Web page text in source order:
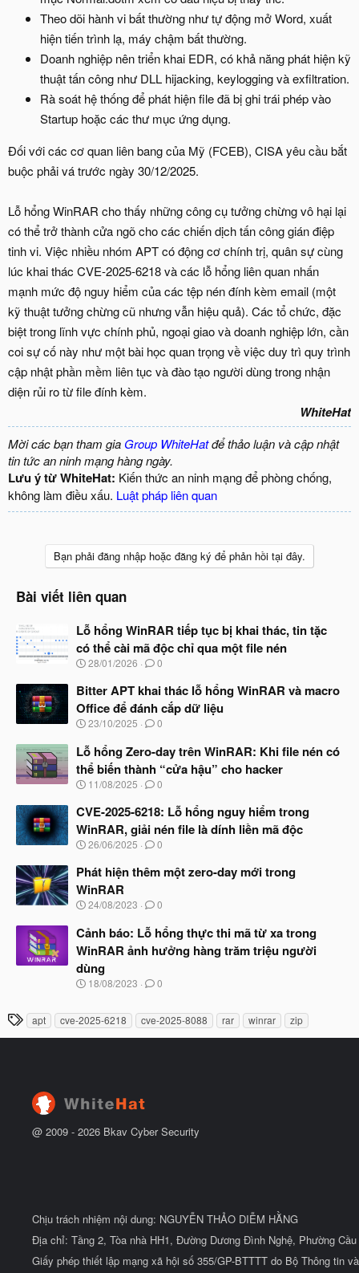
Theo dõi hành vi bất thường như tự động mở Word, xuất
hiện tiến trình lạ, máy chậm bất thường.
Doanh nghiệp nên triển khai EDR, có khả năng phát hiện kỹ
thuật tấn công như DLL hijacking, keylogging và exfiltration.
Rà soát hệ thống để phát hiện file đã bị ghi trái phép vào
Startup hoặc các thư mục ứng dụng.
Đối với các cơ quan liên bang của Mỹ (FCEB), CISA yêu cầu bắt
buộc phải vá trước ngày 30/12/2025.
Lỗ hổng WinRAR cho thấy những công cụ tưởng chừng vô hại lại
có thể trở thành cửa ngõ cho các chiến dịch tấn công gián điệp
tinh vi. Việc nhiều nhóm APT có động cơ chính trị, quân sự cùng
lúc khai thác CVE-2025-6218 và các lỗ hổng liên quan nhấn
mạnh mức độ nguy hiểm của các tệp nén đính kèm email (một
kỹ thuật tưởng chừng cũ nhưng vẫn hiệu quả). Các tổ chức, đặc
biệt trong lĩnh vực chính phủ, ngoại giao và doanh nghiệp lớn, cần
coi sự cố này như một bài học quan trọng về việc duy trì quy trình
cập nhật phần mềm liên tục và đào tạo người dùng trong nhận
diện rủi ro từ file đính kèm.
WhiteHat
Mời các bạn tham gia Group WhiteHatđể thảo luận và cập nhật
tin tức an ninh mạng hàng ngày.
Lưu ý từ WhiteHat: Kiến thức an ninh mạng để phòng chống,
không làm điều xấu. Luật pháp liên quan
Bạn phải đăng nhập hoặc đăng ký để phản hồi tại đây.
Bài viết liên quan
Lỗ hổng WinRAR tiếp tục bị khai thác, tin tặc
có thể cài mã độc chỉ qua một file nén
N
à
b
ắ
đ
ầ
u
28/01/2026 0
Bitter APT khai thác lỗ hổng WinRAR và macro
Office để đánh cắp dữ liệu
N
à
y
b
ắ
đ
ầ
u
23/10/2025 0
Lỗ hổng Zero-day trên WinRAR: Khi file nén có
thể biến thành “cửa hậu” cho hacker
N
à
b
ắ
đ
ầ
u
11/08/2025 0
CVE-2025-6218: Lỗ hổng nguy hiểm trong
WinRAR, giải nén file là dính liền mã độc
N
à
b
ắ
đ
ầ
u
26/06/2025 0
Phát hiện thêm một zero-day mới trong
WinRAR
N
à
y
b
ắ
t
u
24/08/2023 0
Cảnh báo: Lỗ hổng thực thi mã từ xa trong
WinRAR ảnh hưởng hàng trăm triệu người
dùng
N
y
u
18/08/2023 0
T
h
apt cve-2025-6218 cve-2025-8088 rar winrar zip
@ 2009 - 2026 Bkav Cyber Security
Chịu trách nhiệm nội dung: NGUYỄN THẢO DIỄM HẰNG
Địa chỉ: Tầng 2, Tòa nhà HH1, Đường Dương Đình Nghệ, Phường
Giấy phép thiết lập mạng xã hội số 355/GP-BTTTT do Bộ Thông tin